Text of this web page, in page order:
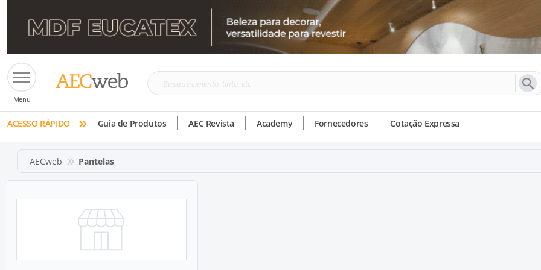
Menu
Busque
tinta,
etc
ACESSO RÁPIDO » Guia de Produtos AEC Revista Academy Fornecedores Cotação Expressa
AECweb Pantelas